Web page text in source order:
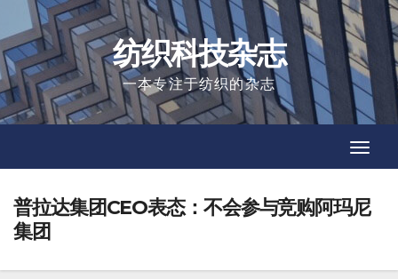
to
content
纺织科技杂志
一本专注于纺织的杂志
普拉达集团CEO表态：不会参与竞购阿玛尼
集团